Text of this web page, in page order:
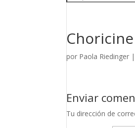
por Paola Riedinger |
Enviar
Tu dirección de